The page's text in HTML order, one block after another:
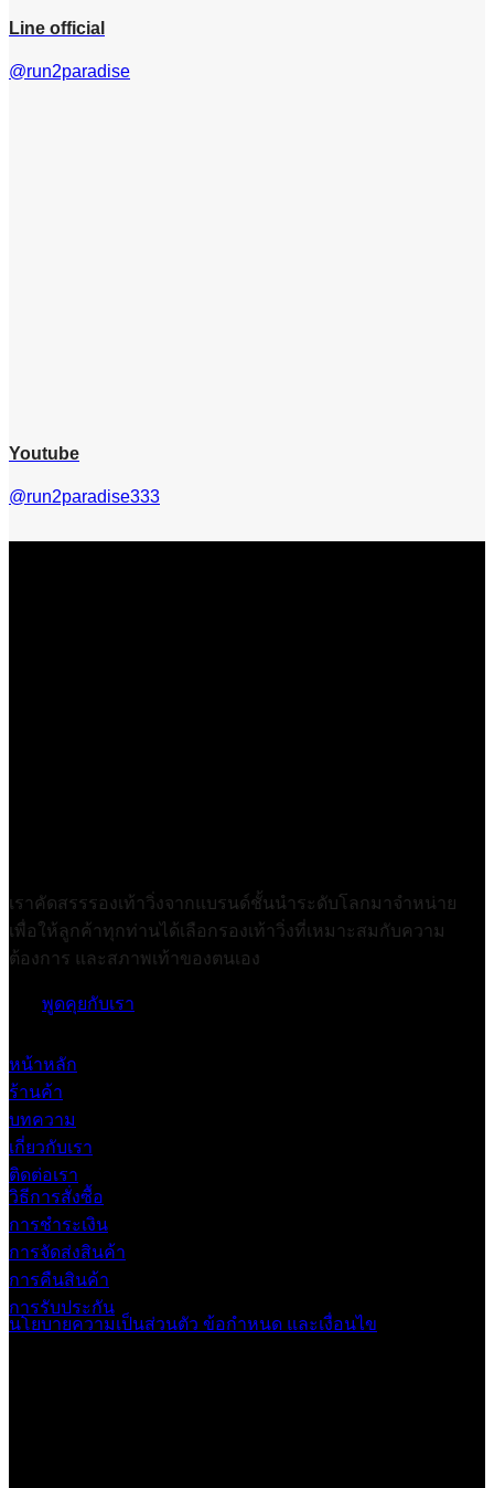
Line official
@run2paradise
Youtube
@run2paradise333
เราคัดสรรรองเท้าวิ่งจากแบรนด์ชั้นนำระดับโลกมาจำหน่าย
เพื่อให้ลูกค้าทุกท่านได้เลือกรองเท้าวิ่งที่เหมาะสมกับความ
ต้องการ และสภาพเท้าของตนเอง
พูดคุยกับเรา
หน้าหลัก
ร้านค้า
บทความ
เกี่ยวกับเรา
ติดต่อเรา
วิธีการสั่งซื้อ
การชำระเงิน
การจัดส่งสินค้า
การคืนสินค้า
การรับประกัน
นโยบายความเป็นส่วนตัว ข้อกำหนด และเงื่อนไข